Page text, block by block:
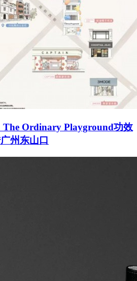
The Ordinary Playground功效
州东山口